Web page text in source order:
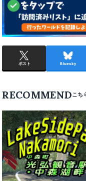
ポスト Bluesky
RECOMMEND